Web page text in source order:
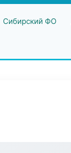
Сибирский ФО